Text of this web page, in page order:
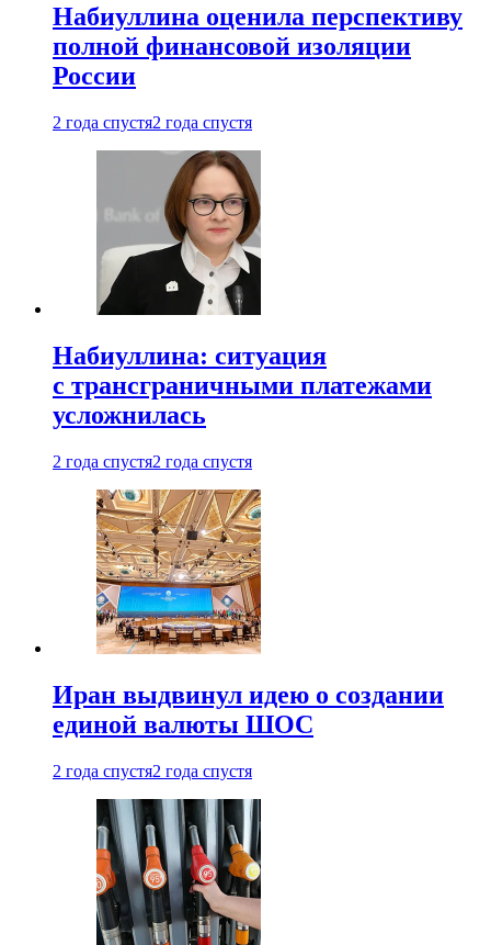
Набиуллина оценила перспективу
полной финансовой изоляции
России
2 года спустя2 года спустя
Набиуллина: ситуация
с трансграничными платежами
усложнилась
2 года спустя2 года спустя
Иран выдвинул идею о создании
единой валюты ШОС
2 года спустя2 года спустя